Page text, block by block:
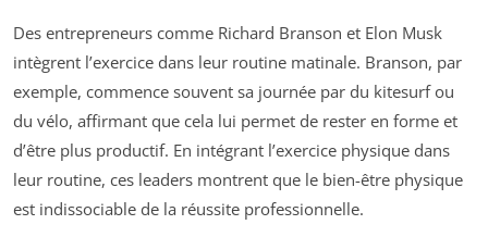
Des entrepreneurs comme Richard Branson et Elon Musk
intègrent l’exercice dans leur routine matinale. Branson, par
exemple, commence souvent sa journée par du kitesurf ou
du vélo, affirmant que cela lui permet de rester en forme et
d’être plus productif. En intégrant l’exercice physique dans
leur routine, ces leaders montrent que le bien-être physique
est indissociable de la réussite professionnelle.